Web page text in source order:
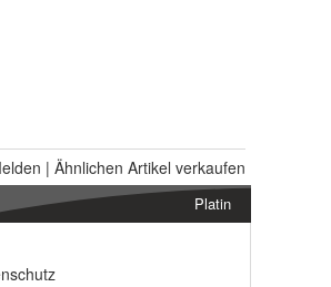
| Ähnlichen Artikel verkaufen
Platin